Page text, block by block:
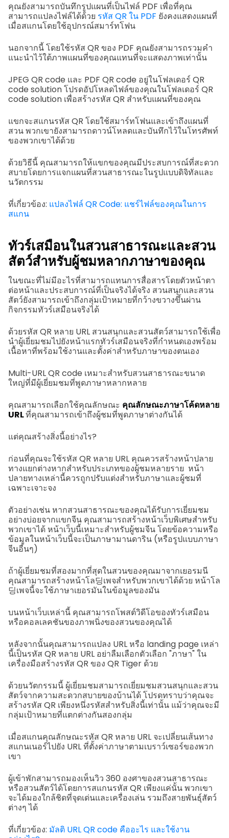
คุณยังสามารถบันทึกรูปแผนที่เป็นไฟล์ PDF เพื่อที่คุณ
สามารถแปลงไฟล์ได้ด้วย รหัส QR ใน PDF ยังคงแสดงแผนที่
เมื่อสแกนโดยใช้อุปกรณ์สมาร์ทโฟน
นอกจากนี้ โดยใช้รหัส QR ของ PDF คุณยังสามารถรวมคำ
แนะนำไว้ใต้ภาพแผนที่ของคุณแทนที่จะแสดงภาพเท่านั้น
JPEG QR code และ PDF QR code อยู่ในโฟลเดอร์ QR
code solution โปรดอัปโหลดไฟล์ของคุณในโฟลเดอร์ QR
code solution เพื่อสร้างรหัส QR สำหรับแผนที่ของคุณ
แขกจะสแกนรหัส QR โดยใช้สมาร์ทโฟนและเข้าถึงแผนที่
สวน พวกเขายังสามารถดาวน์โหลดและบันทึกไว้ในโทรศัพท์
ของพวกเขาได้ด้วย
ด้วยวิธีนี้ คุณสามารถให้แขกของคุณมีประสบการณ์ที่สะดวก
สบายโดยการแจกแผนที่สวนสาธารณะในรูปแบบดิจิทัลและ
นวัตกรรม
ที่เกี่ยวข้อง: แปลงไฟล์ QR Code: แชร์ไฟล์ของคุณในการ
สแกน
ทัวร์เสมือนในสวนสาธารณะและสวน
สัตว์สำหรับผู้ชมหลากภาษาของคุณ
ในขณะที่ไม่มีอะไรที่สามารถแทนการสื่อสารโดยตัวหน้าตา
ต่อหน้าและประสบการณ์ที่เป็นจริงได้จริง สวนสนุกและสวน
สัตว์ยังสามารถเข้าถึงกลุ่มเป้าหมายที่กว้างขวางขึ้นผ่าน
กิจกรรมทัวร์เสมือนจริงได้
ด้วยรหัส QR หลาย URL สวนสนุกและสวนสัตว์สามารถใช้เพื่อ
นำผู้เยี่ยมชมไปยังหน้าแรกทัวร์เสมือนจริงที่กำหนดเองพร้อม
เนื้อหาที่พร้อมใช้งานและตั้งค่าสำหรับภาษาของตนเอง
Multi-URL QR code เหมาะสำหรับสวนสาธารณะขนาด
ใหญ่ที่มีผู้เยี่ยมชมที่พูดภาษาหลากหลาย
คุณสามารถเลือกใช้คุณลักษณะ คุณลักษณะภาษาโค้ดหลาย
URLที่คุณสามารถเข้าถึงผู้ชมที่พูดภาษาต่างกันได้
แต่คุณสร้างสิ่งนี้อย่างไร?
ก่อนที่คุณจะใช้รหัส QR หลาย URL คุณควรสร้างหน้าปลาย
ทางแยกต่างหากสำหรับประเภทของผู้ชมหลายราย หน้า
ปลายทางเหล่านี้ควรถูกปรับแต่งสำหรับภาษาและผู้ชมที่
เฉพาะเจาะจง
ตัวอย่างเช่น หากสวนสาธารณะของคุณได้รับการเยี่ยมชม
อย่างบ่อยจากแขกจีน คุณสามารถสร้างหน้าเว็บพิเศษสำหรับ
พวกเขาได้ หน้าเว็บนี้เหมาะสำหรับผู้ชมจีน โดยข้อความหรือ
ข้อมูลในหน้าเว็บนี้จะเป็นภาษามานดาริน (หรือรูปแบบภาษา
จีนอื่นๆ)
ถ้าผู้เยี่ยมชมที่สองมากที่สุดในสวนของคุณมาจากเยอรมนี
คุณสามารถสร้างหน้าโล딩เพจสำหรับพวกเขาได้ด้วย หน้าโล
딩เพจนี้จะใช้ภาษาเยอรมันในข้อมูลของมัน
บนหน้าเว็บเหล่านี้ คุณสามารถโพสต์วิดีโอของทัวร์เสมือน
หรือคอลเลคชันของภาพนิ่งของสวนของคุณได้
หลังจากนั้นคุณสามารถแปลง URL หรือ landing page เหล่า
นี้เป็นรหัส QR หลาย URL อย่าลืมเลือกตัวเลือก "ภาษา" ใน
เครื่องมือสร้างรหัส QR ของ QR Tiger ด้วย
ด้วยนวัตกรรมนี้ ผู้เยี่ยมชมสามารถเยี่ยมชมสวนสนุกและสวน
สัตว์จากความสะดวกสบายของบ้านได้ โปรดทราบว่าคุณจะ
สร้างรหัส QR เพียงหนึ่งรหัสสำหรับสิ่งนี้เท่านั้น แม้ว่าคุณจะมี
กลุ่มเป้าหมายที่แตกต่างกันสองกลุ่ม
เมื่อสแกนคุณลักษณะรหัส QR หลาย URL จะเปลี่ยนเส้นทาง
สแกนเนอร์ไปยัง URL ที่ตั้งค่าภาษาตามเบราว์เซอร์ของพวก
เขา
ผู้เข้าพักสามารถมองเห็นวิว 360 องศาของสวนสาธารณะ
หรือสวนสัตว์ได้โดยการสแกนรหัส QR เพียงแค่นั้น พวกเขา
จะได้มองใกล้ชิดที่จุดเด่นและเครื่องเล่น รวมถึงสายพันธุ์สัตว์
ต่างๆ ได้
ที่เกี่ยวข้อง: มัลติ URL QR code คืออะไร และใช้งาน